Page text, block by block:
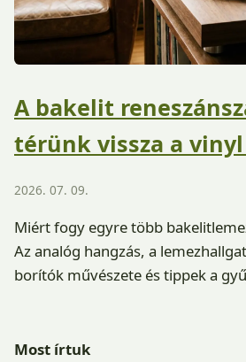
A bakelit
térünk vissza a
2026. 07. 09.
Miért fogy egyre több
Az analóg hangzás, a
borítók művészete és tippek a
Most írtuk